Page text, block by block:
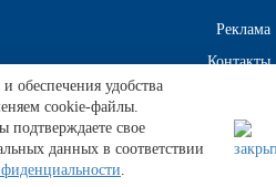
Реклама
Контакты
Техническа поддержка
обеспечения удобства
cookie-файлы.
подтверждаете свое
данных в соответствии
.